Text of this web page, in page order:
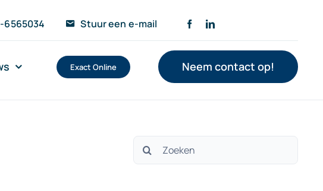
6565034 Stuur een e-mail
Exact Online Neem contact op!
Zoeken